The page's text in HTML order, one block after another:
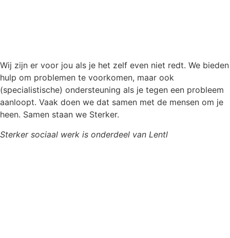
Wij zijn er voor jou als je het zelf even niet redt. We bieden
hulp om problemen te voorkomen, maar ook
(specialistische) ondersteuning als je tegen een probleem
aanloopt. Vaak doen we dat samen met de mensen om je
heen. Samen staan we Sterker.
Sterker sociaal werk is onderdeel van Lentl